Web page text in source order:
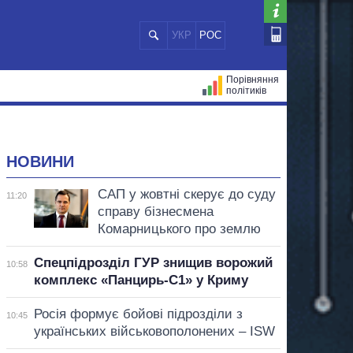
УКР РОС
Порівняння
політиків
НОВИНИ
11:20
САП у жовтні скерує до суду
справу бізнесмена
Комарницького про землю
10:58
Спецпідрозділ ГУР знищив ворожий
комплекс «Панцирь-С1» у Криму
10:45
Росія формує бойові підрозділи з
українських військовополонених – ISW